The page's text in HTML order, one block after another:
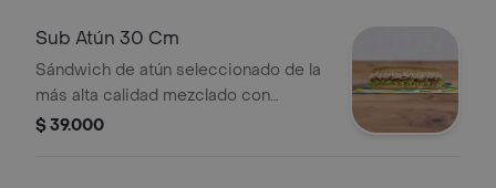
Sub Atún 30 Cm
Sándwich de atún seleccionado de la
más alta calidad mezclado con
mayonesa y tu elección de quesos,
$ 39.000